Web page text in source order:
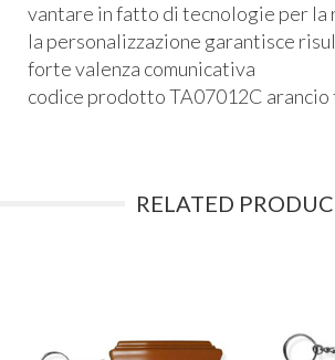
vantare in fatto di tecnologie per la
la personalizzazione garantisce
forte valenza comunicativa
codice prodotto TA07012C arancio
RELATED